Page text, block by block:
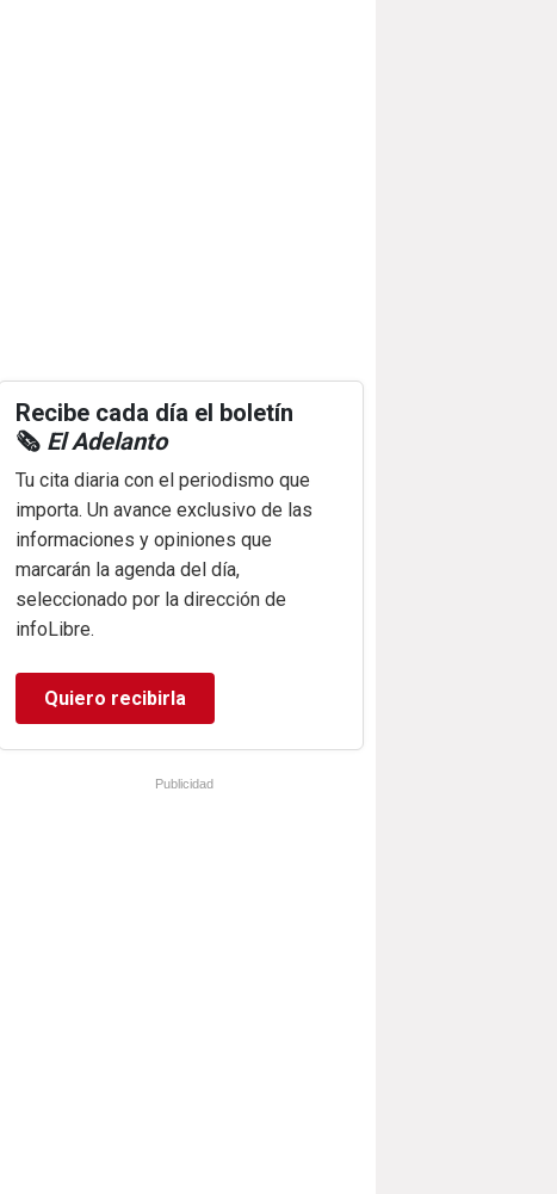
Recibe cada día el boletín
🗞️ El Adelanto
Tu cita diaria con el periodismo que
importa. Un avance exclusivo de las
informaciones y opiniones que
marcarán la agenda del día,
seleccionado por la dirección de
infoLibre.
Quiero recibirla
Publicidad